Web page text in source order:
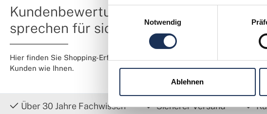
Notwendig
Ablehnen
Kundenbewertungen
sprechen für sich
Hier finden Sie Shopping-Erfahrungen von
Kunden wie Ihnen.
Über 30 Jahre Fachwissen Sicherer Versand